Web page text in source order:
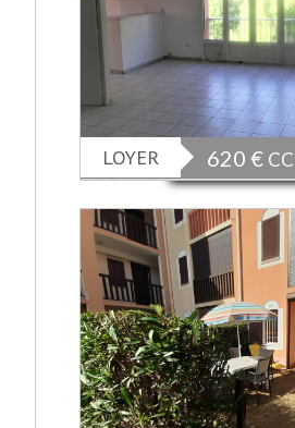
LOYER 620 €